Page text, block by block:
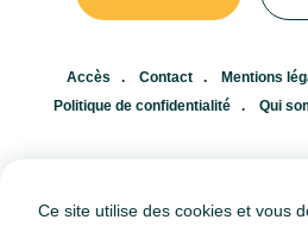
Accès Contact Mentions
Politique de confidentialité
Qui
Ce site utilise des cookies et vous